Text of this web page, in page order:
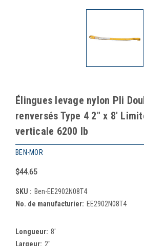
Élingues levage nylon Pli
renversés Type 4 2" x 8'
verticale 6200 lb
BEN-MOR
$44.65
SKU : Ben-EE2902N08T4
No. de manufacturier: EE2902N08T4
Longueur: 8'
Largeur: 2"